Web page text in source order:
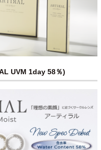
UVM 1day 58％)